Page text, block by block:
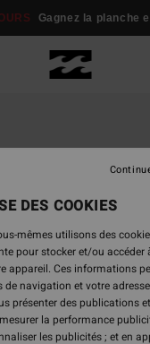
s'inscrireGagnez la planche
DES COOKIES
mêmes utilisons des
pour stocker et/ou accéder
appareil. Ces informations
navigation et votre
présenter des publications
la performance
les publicités ; et en